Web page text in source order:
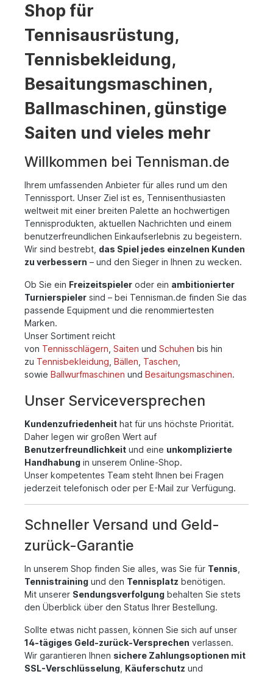
Shop für
Tennisausrüstung,
Tennisbekleidung,
Besaitungsmaschinen,
Ballmaschinen, günstige
Saiten und vieles mehr
Willkommen bei Tennisman.de
Ihrem umfassenden Anbieter für alles rund um den
Tennissport. Unser Ziel ist es, Tennisenthusiasten
weltweit mit einer breiten Palette an hochwertigen
Tennisprodukten, aktuellen Nachrichten und einem
benutzerfreundlichen Einkaufserlebnis zu begeistern.
Wir sind bestrebt, das Spiel jedes einzelnen Kunden
zu verbessern – und den Sieger in Ihnen zu wecken.
Ob Sie ein Freizeitspieler oder ein ambitionierter
Turnierspieler sind – bei Tennisman.de finden Sie das
passende Equipment und die renommiertesten
Marken.
Unser Sortiment reicht
von Tennisschlägern Saiten und Schuhen bis hin
zu Tennisbekleidung Bällen Taschen
sowie Ballwurfmaschinen und Besaitungsmaschinen.
Unser Serviceversprechen
Kundenzufriedenheit hat für uns höchste Priorität.
Daher legen wir großen Wert auf
Benutzerfreundlichkeit und eine unkomplizierte
Handhabung in unserem Online-Shop.
Unser kompetentes Team steht Ihnen bei Fragen
jederzeit telefonisch oder per E-Mail zur Verfügung.
Schneller Versand und Geld-
zurück-Garantie
In unserem Shop finden Sie alles, was Sie für Tennis
Tennistraining und den Tennisplatz benötigen.
Mit unserer Sendungsverfolgung behalten Sie stets
den Überblick über den Status Ihrer Bestellung.
Sollte etwas nicht passen, können Sie sich auf unser
14-tägiges Geld-zurück-Versprechen verlassen.
Wir garantieren Ihnen sichere Zahlungsoptionen mit
SSL-Verschlüsselung Käuferschutz und